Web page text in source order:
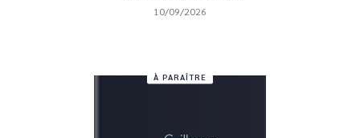
10/09/2026
À PARAÎTRE